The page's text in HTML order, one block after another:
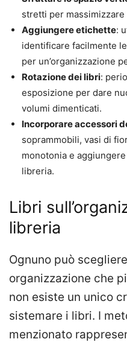
stretti per
Aggiungere etichette:
identificare facilmente
per un’organizzazione
Rotazione dei libri:
esposizione per dare
volumi dimenticati.
Incorporare accessori
soprammobili, vasi di
monotonia e
libreria.
Libri
libreria
Ognuno può
organizzazione che
non esiste un unico
sistemare i libri. I
menzionato